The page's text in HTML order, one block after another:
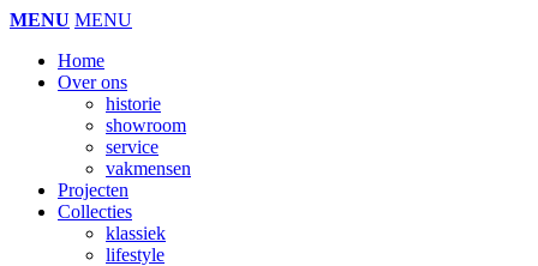
MENU MENU
Home
Over ons
historie
showroom
service
vakmensen
Projecten
Collecties
klassiek
lifestyle